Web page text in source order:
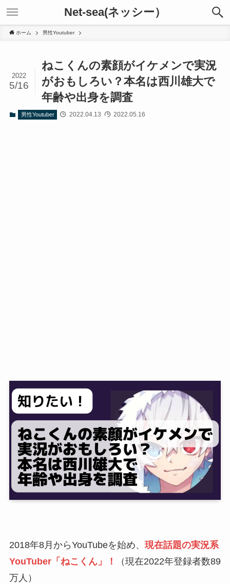
Net-sea(ネッシー）
ホーム 男性Youtuber
ねこくんの素顔がイケメンで実況
がおもしろい？本名は西川雄大で
年齢や出身を調査
2022
5/16
男性Youtuber 2022.04.13 2022.05.16
2018年8月からYouTubeを始め、 現在話題の実況系
YouTuber「ねこくん」！
（現在2022年登録者数89
万人）